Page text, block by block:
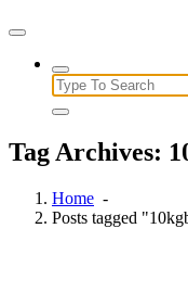
Search
for:
Tag Archives:
Home -
Posts tagged